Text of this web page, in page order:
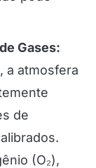
Gases:
a atmosfera
de
(O₂),